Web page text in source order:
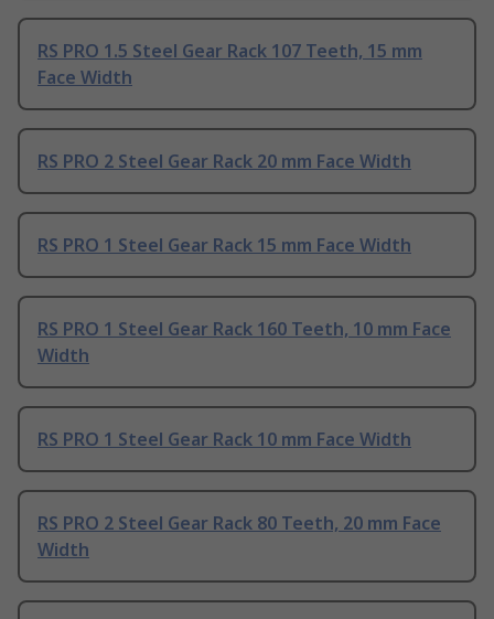
RS PRO 1.5 Steel Gear Rack 107 Teeth, 15 mm
Face Width
RS PRO 2 Steel Gear Rack 20 mm Face Width
RS PRO 1 Steel Gear Rack 15 mm Face Width
RS PRO 1 Steel Gear Rack 160 Teeth, 10 mm Face
Width
RS PRO 1 Steel Gear Rack 10 mm Face Width
RS PRO 2 Steel Gear Rack 80 Teeth, 20 mm Face
Width